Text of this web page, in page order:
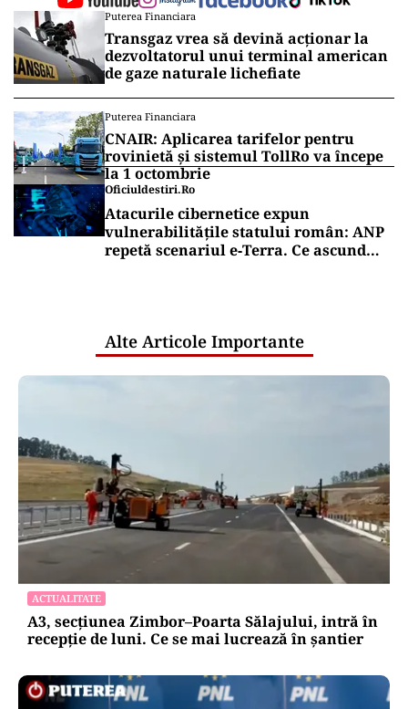
Puterea Financiara
Transgaz vrea să devină acționar la
dezvoltatorul unui terminal american
de gaze naturale lichefiate
Puterea Financiara
CNAIR: Aplicarea tarifelor pentru
rovinietă și sistemul TollRo va începe
la 1 octombrie
Oficiuldestiri.ro
Atacurile cibernetice expun
vulnerabilitățile statului român: ANP
repetă scenariul e‑Terra. Ce ascund
Alte Articole Importante
ACTUALITATE
A3, secțiunea Zimbor–Poarta Sălajului, intră în
recepție de luni. Ce se mai lucrează în șantier